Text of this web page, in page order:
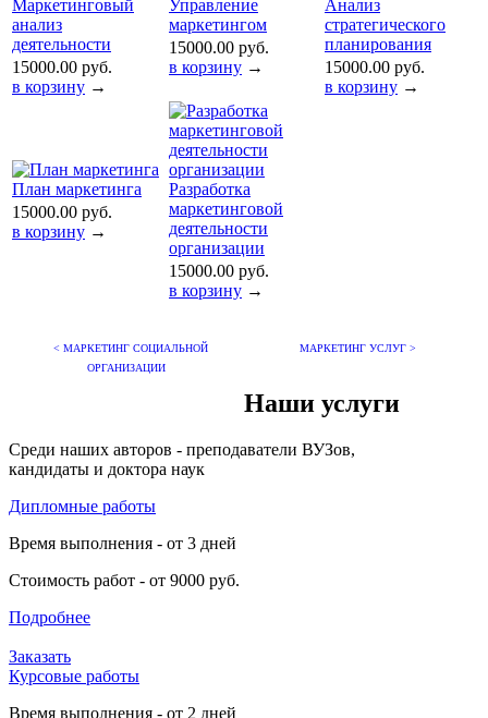
Маркетинговый
анализ
деятельности
15000.00 руб.
в корзину →
Управление
маркетингом
15000.00 руб.
в корзину →
Анализ
стратегического
планирования
15000.00 руб.
в корзину →
План маркетинга
15000.00 руб.
в корзину →
Разработка
маркетинговой
деятельности
организации
15000.00 руб.
в корзину →
< МАРКЕТИНГ СОЦИАЛЬНОЙ
ОРГАНИЗАЦИИ
МАРКЕТИНГ УСЛУГ >
Наши услуги
Среди наших авторов - преподаватели ВУЗов,
кандидаты и доктора наук
Дипломные работы
Время выполнения - от 3 дней
Стоимость работ - от 9000 руб.
Подробнее
Заказать
Курсовые работы
Время выполнения - от 2 дней